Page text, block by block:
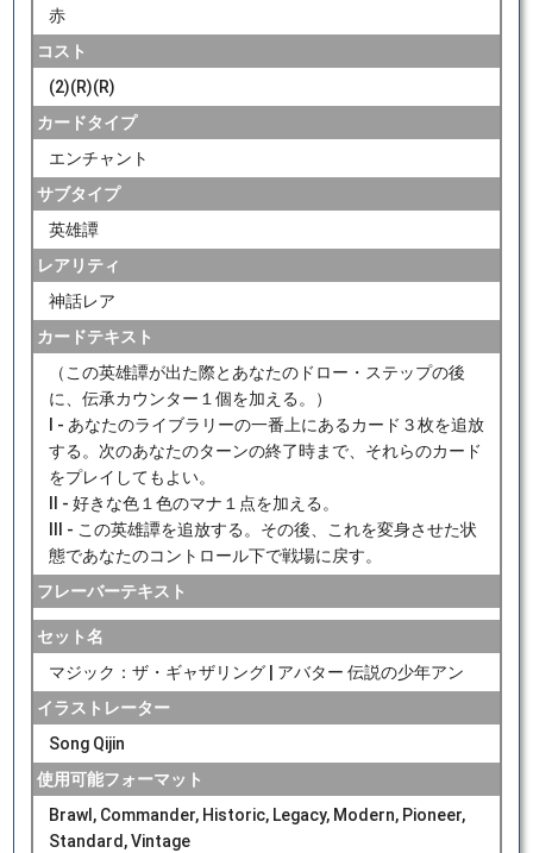
赤
コスト
(2)(R)(R)
カードタイプ
エンチャント
サブタイプ
英雄譚
レアリティ
神話レア
カードテキスト
（この英雄譚が出た際とあなたのドロー・ステップの後
に、伝承カウンター１個を加える。）
I - あなたのライブラリーの一番上にあるカード３枚を追放
する。次のあなたのターンの終了時まで、それらのカード
をプレイしてもよい。
II - 好きな色１色のマナ１点を加える。
III - この英雄譚を追放する。その後、これを変身させた状
態であなたのコントロール下で戦場に戻す。
フレーバーテキスト
セット名
マジック：ザ・ギャザリング | アバター 伝説の少年アン
イラストレーター
Song Qijin
使用可能フォーマット
Brawl, Commander, Historic, Legacy, Modern, Pioneer,
Standard, Vintage